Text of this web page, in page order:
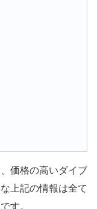
価格の高いダイブ
上記の情報は全て
す。